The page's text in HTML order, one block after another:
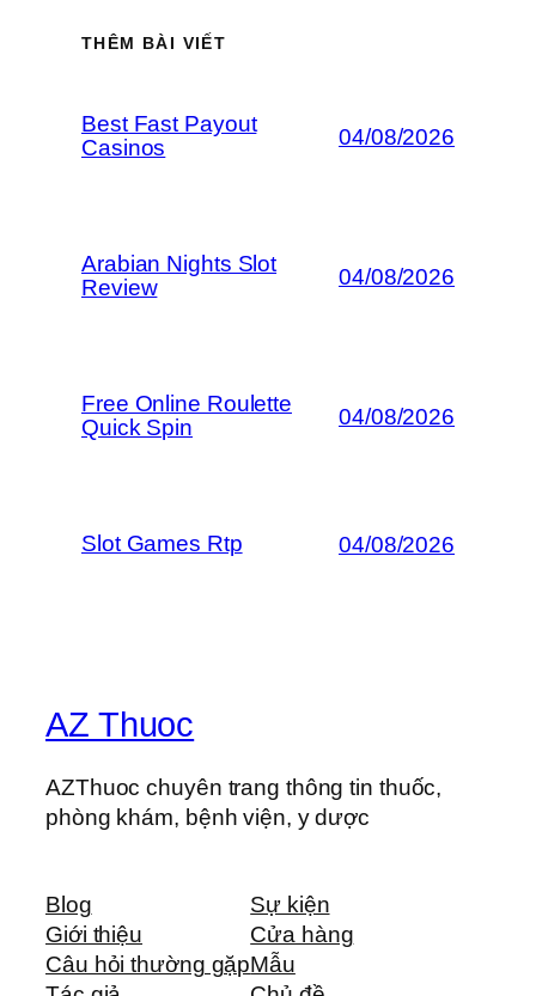
THÊM BÀI VIẾT
Best Fast Payout
Casinos
04/08/2026
Arabian Nights Slot
Review
04/08/2026
Free Online Roulette
Quick Spin
04/08/2026
Slot Games Rtp 04/08/2026
AZ Thuoc
AZThuoc chuyên trang thông tin thuốc,
phòng khám, bệnh viện, y dược
Blog
Giới thiệu
Câu hỏi thường gặp
Sự kiện
Cửa hàng
Mẫu